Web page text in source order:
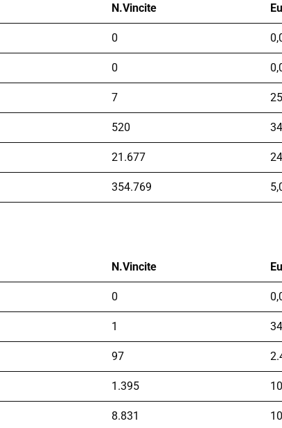
N.Vincite
0
0
7
520
21.677
354.769
N.Vincite
0
1
97
1.395
8.831